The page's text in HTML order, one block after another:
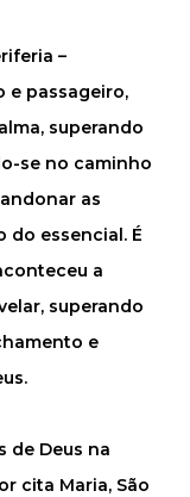
–
e passageiro,
superando
se no caminho
as
do essencial. É
a
superando
e
de Deus na
cita Maria, São